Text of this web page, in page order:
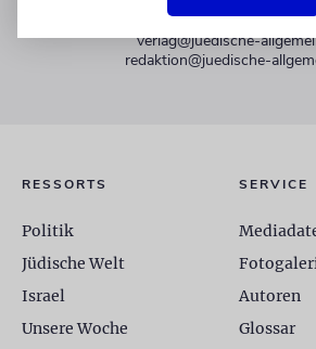
verlag@juedische-
redaktion@juedische-
RESSORTS
Politik
Jüdische Welt
Israel
Unsere Woche
SERVICE
Autoren
Glossar